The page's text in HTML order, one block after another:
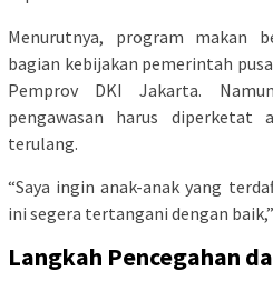
Menurutnya, program makan
bagian kebijakan pemerintah
Pemprov DKI Jakarta.
pengawasan harus diperketat
terulang.
“Saya ingin anak-anak yang
ini segera tertangani dengan
Langkah Pencegahan